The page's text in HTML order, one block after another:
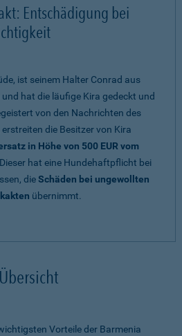
Entschädigung bei
ist seinem Halter Conrad aus
hat die läufige Kira gedeckt und
von den Nachrichten des
die Besitzer von Kira
in Höhe von 500 EUR vom
hat eine Hundehaftpflicht bei
dieSchäden bei ungewollten
übernimmt.
Vorteile der Barmenia